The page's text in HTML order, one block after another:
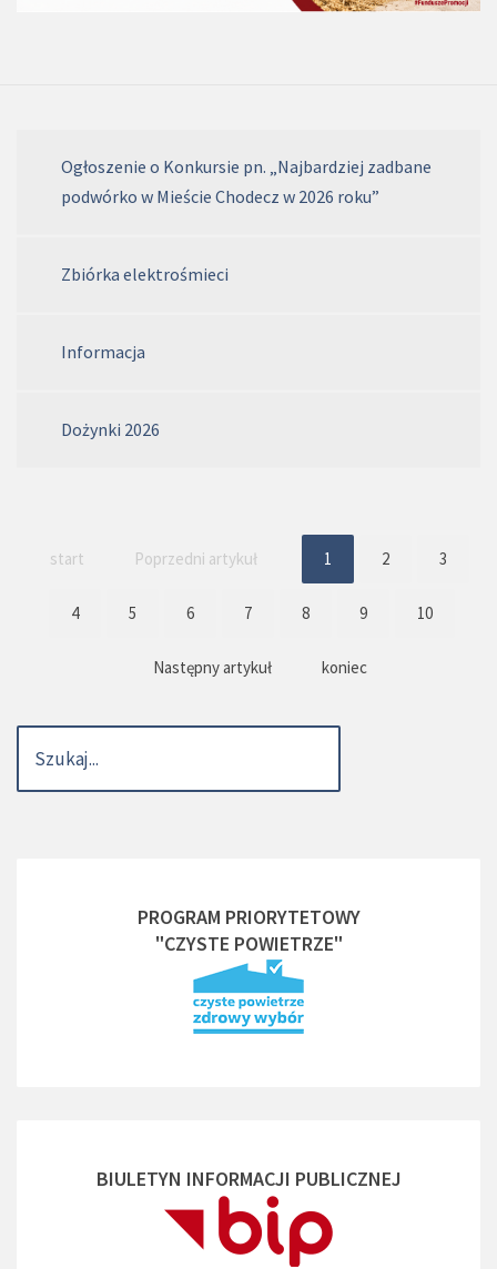
Ogłoszenie o Konkursie pn. „Najbardziej zadbane
podwórko w Mieście Chodecz w 2026 roku”
Zbiórka elektrośmieci
Informacja
Dożynki 2026
start Poprzedni artykuł 1 2 3
4 5 6 7 8 9 10
Następny artykuł koniec
PROGRAM PRIORYTETOWY
"CZYSTE POWIETRZE"
BIULETYN INFORMACJI PUBLICZNEJ